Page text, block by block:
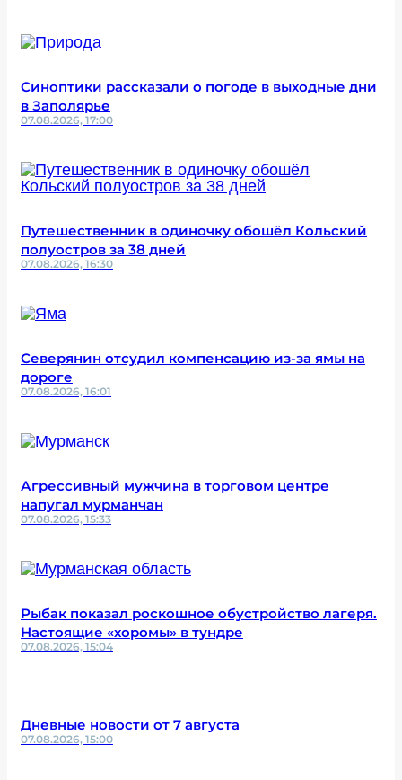
Синоптики рассказали о погоде в выходные дни
в Заполярье
07.08.2026, 17:00
Путешественник в одиночку обошёл Кольский
полуостров за 38 дней
07.08.2026, 16:30
Северянин отсудил компенсацию из-за ямы на
дороге
07.08.2026, 16:01
Агрессивный мужчина в торговом центре
напугал мурманчан
07.08.2026, 15:33
Рыбак показал роскошное обустройство лагеря.
Настоящие «хоромы» в тундре
07.08.2026, 15:04
Дневные новости от 7 августа
07.08.2026, 15:00